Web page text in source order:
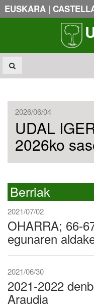
EUSKARA |
2026/06/04
UDAL
2026ko
Berriak
2021/07/02
OHARRA; 66-
egunaren
2021/06/30
2021-2022
Araudia